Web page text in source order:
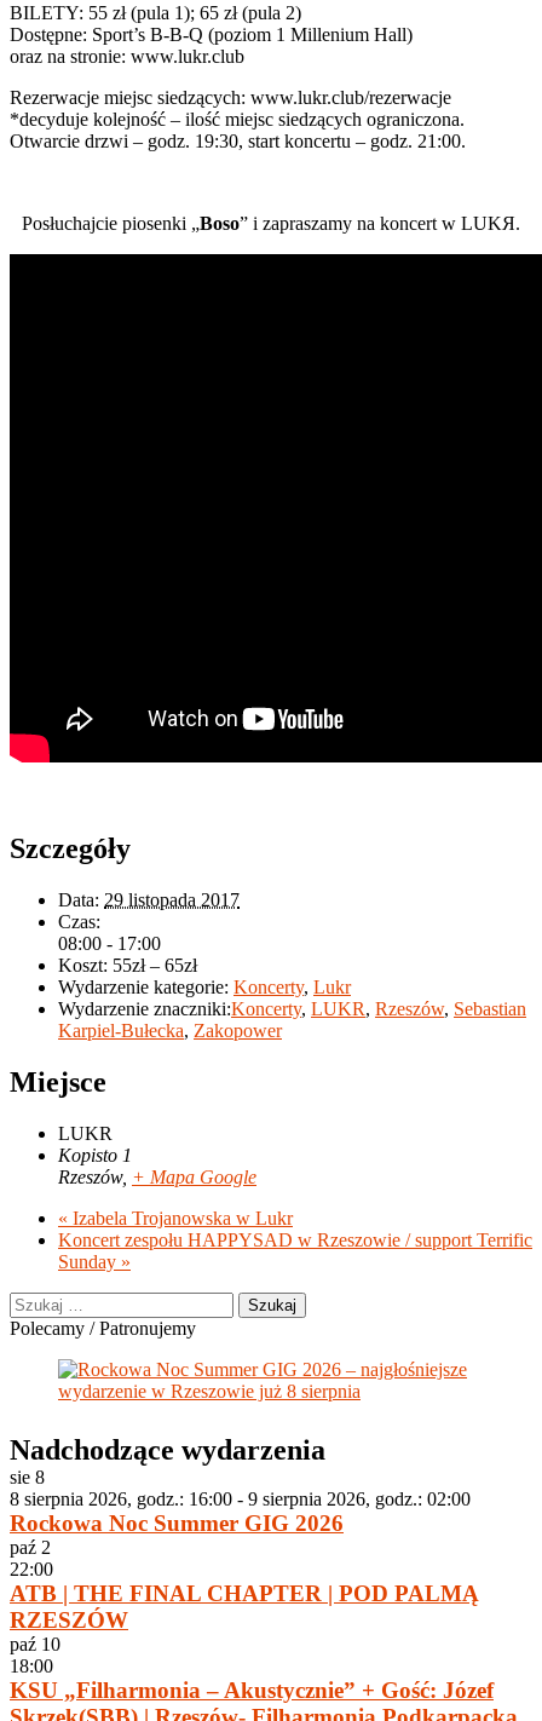
BILETY: 55 zł (pula 1); 65 zł (pula 2)
Dostępne: Sport’s B-B-Q (poziom 1 Millenium Hall)
oraz na stronie: www.lukr.club
Rezerwacje miejsc siedzących: www.lukr.club/rezerwacje
*decyduje kolejność – ilość miejsc siedzących ograniczona.
Otwarcie drzwi – godz. 19:30, start koncertu – godz. 21:00.
Posłuchajcie piosenki „Boso” i zapraszamy na koncert w LUKЯ.
Szczegóły
Data: 29 listopada 2017
Czas:
08:00 - 17:00
Koszt: 55zł – 65zł
Wydarzenie kategorie: Koncerty, Lukr
Wydarzenie znaczniki:Koncerty, LUKR, Rzeszów, Sebastian
Karpiel-Bułecka, Zakopower
Miejsce
LUKR
Kopisto 1
Rzeszów, + Mapa Google
« Izabela Trojanowska w Lukr
Koncert zespołu HAPPYSAD w Rzeszowie / support Terrific
Sunday »
Szukaj:
Polecamy / Patronujemy
Nadchodzące wydarzenia
sie 8
8 sierpnia 2026, godz.: 16:00 - 9 sierpnia 2026, godz.: 02:00
Rockowa Noc Summer GIG 2026
paź 2
22:00
ATB | THE FINAL CHAPTER | POD PALMĄ
RZESZÓW
paź 10
18:00
KSU „Filharmonia – Akustycznie” + Gość: Józef